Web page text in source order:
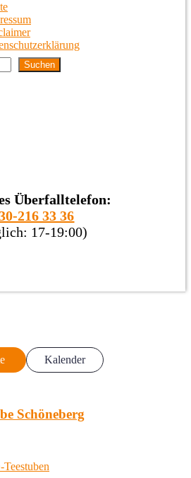
Suchen
Überfalltelefon:
216 33 36
17-19:00)
Kalender
Schöneberg